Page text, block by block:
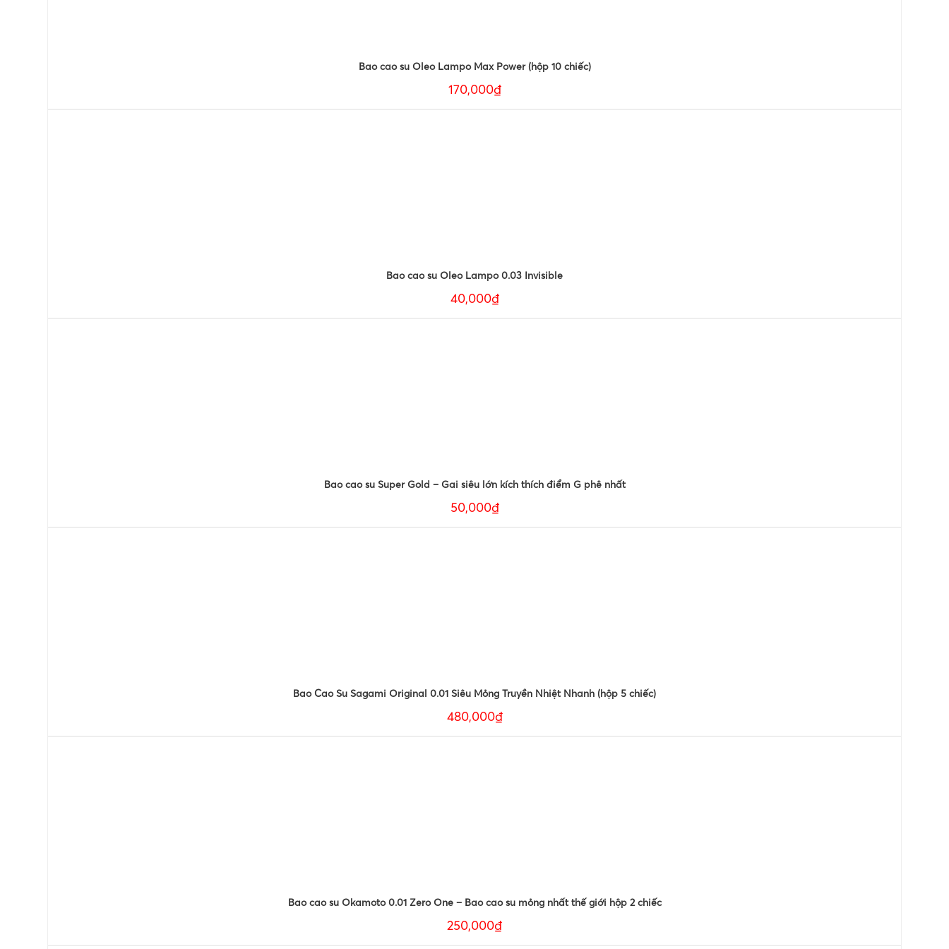
Bao cao su Oleo Lampo Max Power (hộp 10 chiếc)
170,000₫
Bao cao su Oleo Lampo 0.03 Invisible
40,000₫
Bao cao su Super Gold – Gai siêu lớn kích thích điểm G phê nhất
50,000₫
Bao Cao Su Sagami Original 0.01 Siêu Mỏng Truyền Nhiệt Nhanh (hộp 5 chiếc)
480,000₫
Bao cao su Okamoto 0.01 Zero One – Bao cao su mỏng nhất thế giới hộp 2 chiếc
250,000₫